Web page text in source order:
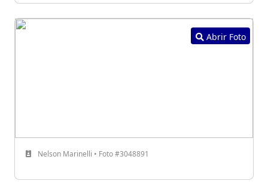
Abrir Foto
Nelson Marinelli • Foto #3048891